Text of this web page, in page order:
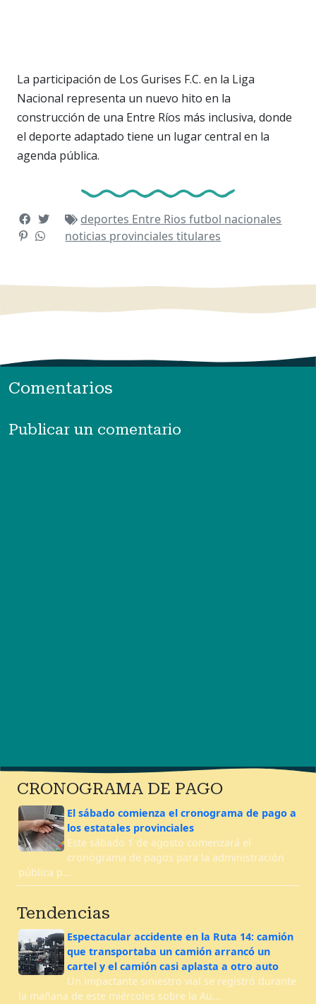
La participación de Los Gurises F.C. en la Liga
Nacional representa un nuevo hito en la
construcción de una Entre Ríos más inclusiva, donde
el deporte adaptado tiene un lugar central en la
agenda pública.
deportes Entre Riosfutbol nacionales
noticias provincialestitulares
Comentarios
Publicar un comentario
CRONOGRAMA DE PAGO
El sábado comienza el cronograma de pago a
los estatales provinciales
Este sábado 1 de agosto comenzará el
cronograma de pagos para la administración
pública p…
Tendencias
Espectacular accidente en la Ruta 14: camión
que transportaba un camión arrancó un
cartel y el camión casi aplasta a otro auto
Un impactante siniestro vial se registró durante
la mañana de este miércoles sobre la Au…